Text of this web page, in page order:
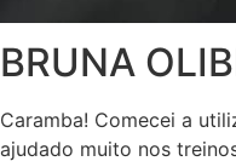
BRUNA
Caramba! Comecei a
ajudado muito nos